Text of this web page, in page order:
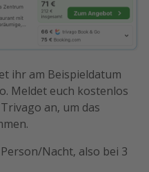
ihr am Beispieldatum
Meldet euch kostenlos
an, um das
Nacht, also bei 3